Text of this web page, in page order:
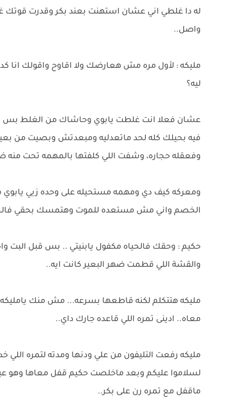
له دا غلطي اني عشان استهنت بعند بكر وقدرت
واصل..
مليكه : لأول مره مش هعارضك ولا اقاوح واقولك انا
ليه؟
عشان فعلا انت غلطت يابوي وحاشاك من الغلط بس
فيه بحيلك كله لحد ماتعدليه ومبعدتش وبصيت من
وفعقله حجاره، وشفت اللي كلفتها بالمهمه تحت منه
ومعركه كيف دي ومهمه مستحيله على وحده زيي يابوي
الخصم واني مش مستعده للموت وهتمسك بحقي
حكيم : وحقك فالحياه مكفول يابنيتي .. بس قبل البت
والقشة اللي قطمت ضهر البعير كانت ايه..
مليكه هتتكلم لكنه قاطعها بسرعه... مش منك
معاه.. ادينى تمره اللي قاعده جارك داي..
مليكه رفعت التليفون من علي ودنها ومدته لتمره
لسلاموا عليكم وبعد ماخلصت حكيم قفل معاها وهو
ماقفل مع تمره رن على بكر..